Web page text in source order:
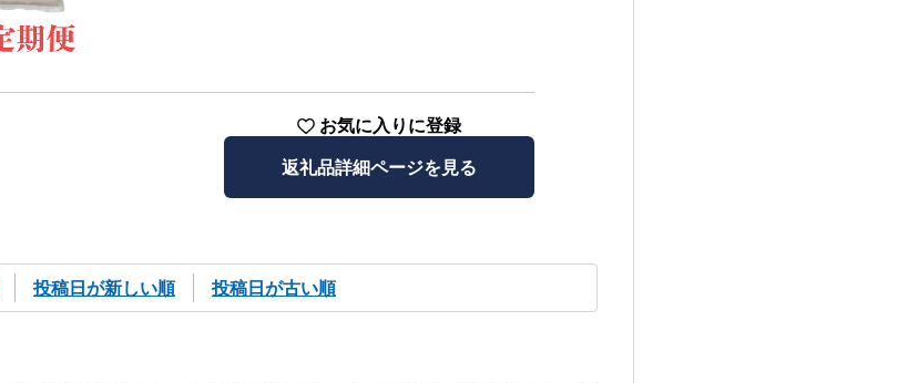
お気に入りに登録
返礼品詳細ページを見る
投稿日が新しい順 投稿日が古い順